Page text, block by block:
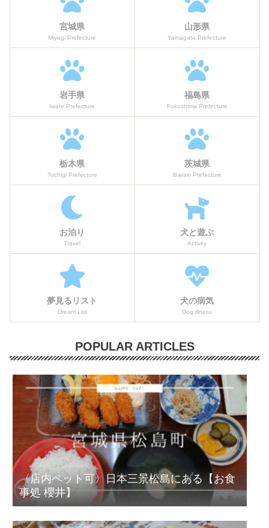
宮城県
Miyagi Prefecture
山形県
Yamagata Prefecture
岩手県
Iwate Prefecture
福島県
Fukushima Prefecture
栃木県
Tochigi Prefecture
茨城県
Ibaraki Prefecture
お泊り
Travel
犬と遊ぶ
Activity
夢見るリスト
Dream List
犬の病気
Dog illness
POPULAR ARTICLES
〈店内ペット可〉日本三景松島にある【お食
事処 櫻井】